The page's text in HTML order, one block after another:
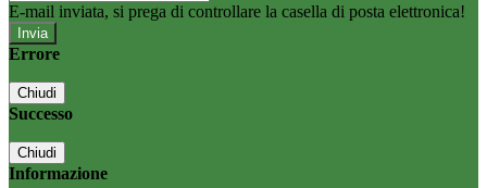
E-mail inviata, si prega di controllare la casella di posta elettronica!
Errore
Chiudi
Successo
Chiudi
Informazione